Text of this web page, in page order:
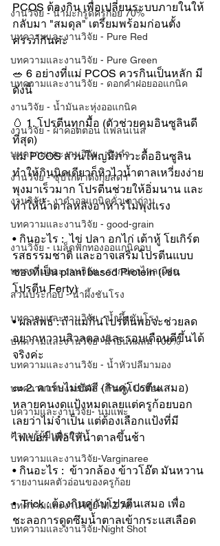
งานวิจัย - น้ำมะกรูดครูก้อย 70%
บทความและงานวิจัย - Pure Red
บทความและงานวิจัย - Pure Green
บทความและงานวิจัย - ดอกคำฝอยออแกนิค
งานวิจัย - น้ำมันละหุ่งออแกนิค
งานวิจัย - ผ้าคอตตอน แฟลนเนล
บทความและงานวิจัย - ขิงดำ
งานวิจัย - ซุปไก่ดำตังกุยสดฯ
งานวิจัย - งาดำออแกนิคคั่วเตาถ่าน
บทความและงานวิจัย - good-grain
งานวิจัย - เมล็ดฟักทองออแกนิคอบ
บทความและงานวิจัย - รากปลาไหลเผือก
ส่วนประกอบ - น้ำผึ้งชันโรง
บทความและงานวิจัย - น้ำผึ้งชันโรง
บทความและงานวิจัย -น้ำอินทผลัม 100%
บทความและงานวิจัย - น้ำหัวปลีมามอง
บทความและงานวิจัย - Ferty Coffee
บความและงานวิจัย- นมแพะ
ความรู้ผู้มีบุตรยาก
บทความและงานวิจัย-Varginaree
รายงานผลตัวอ่อนของครูก้อย
บทความและงานวิจัย-M Z All
บทความและงานวิจัย-Night Shot
PCOS ต้องกิน เพื่อเปลี่ยนระบบภายในให้
กลับมา "สมดุล" เตรียมพร้อมก่อนตั้ง
ครรภ์กันค่ะ
🥗 6 อย่างที่แม่ PCOS ควรกินเป็นหลัก มี
ดังนี้
🥚 1. โปรตีนทุกมื้อ (ตัวช่วยคุมอินซูลินดี
ที่สุด)
แม่ PCOS ส่วนใหญ่มีภาวะดื้ออินซูลิน
ทำให้กินนิดเดียวก็หิวไวน้ำตาลเหวี่ยงง่าย
พุงมาเร็วมาก โปรตีนช่วยให้อิ่มนาน และ
ทำให้น้ำตาลหลังอาหารไม่พุ่งแรง
• กินอะไร :  ไข่ ปลา อกไก่ เต้าหู้ โยเกิร์ต
รสธรรมชาติ และอาจเสริมโปรตีนแบบ
ซองที่เป็น plant based Protein (เช่น
โปรตีน Ferty)
• ผลลัพธ์ : ถ้าแม่กินโปรตีนพอจะช่วยลด
อยากหวานสิวลดลงและรอบเดือนดีขึ้นได้
จริงค่ะ
🥜 2. คาร์บไม่ขัดสี (กินคู่โปรตีนเสมอ)
หลายคนงดแป้งหมดเลยแต่ครูก้อยบอก
เลยว่าไม่จำเป็น แต่ต้องเลือกแป้งที่มี
ไฟเบอร์ เพื่อให้น้ำตาลขึ้นช้า
• กินอะไร :  ข้าวกล้อง ข้าวโอ๊ต มันหวาน
•  Trick : ต้องกินคู่กับโปรตีนเสมอ เพื่อ
ชะลอการดูดซึมน้ำตาลเข้ากระแสเลือด